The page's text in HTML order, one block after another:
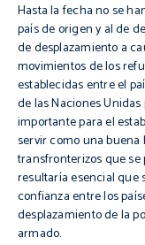
Hasta la fecha no se
país de origen y al de
de desplazamiento a
movimientos de los
establecidas entre el
de las Naciones
importante para el
servir como una
transfronterizosque se
resultaría esencial que
confianza entre los
desplazamiento de la
armado.